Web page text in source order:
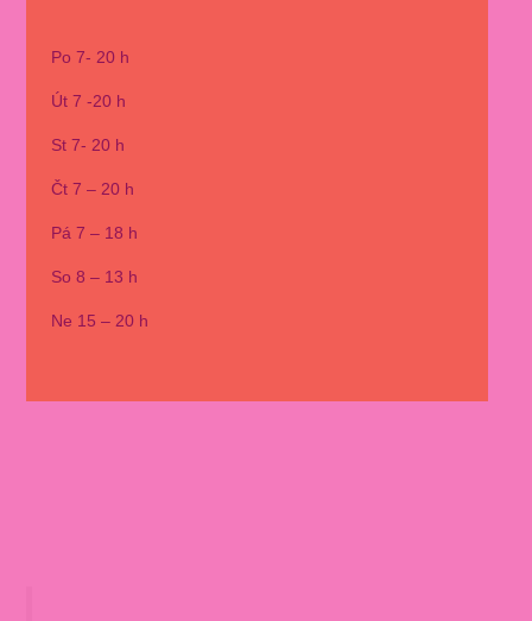
Po 7- 20 h
Út 7 -20 h
St 7- 20 h
Čt 7 – 20 h
Pá 7 – 18 h
So 8 – 13 h
Ne 15 – 20 h